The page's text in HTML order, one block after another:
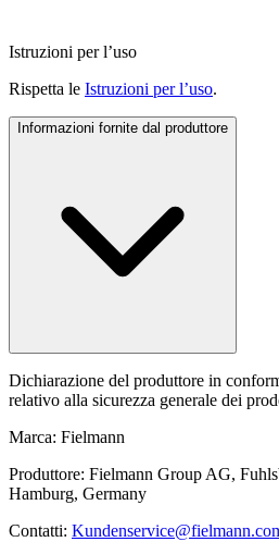
Istruzioni per l’uso
Rispetta le Istruzioni per l’uso.
Informazioni fornite dal produttore
Dichiarazione del produttore in
relativo alla sicurezza generale dei
Marca: Fielmann
Produttore: Fielmann Group AG,
Hamburg, Germany
Contatti: